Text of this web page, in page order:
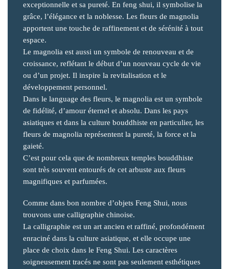
exceptionnelle et sa pureté. En feng shui, il symbolise la
grâce, l’élégance et la noblesse. Les fleurs de magnolia
apportent une touche de raffinement et de sérénité à tout
espace.
Le magnolia est aussi un symbole de renouveau et de
croissance, reflétant le début d’un nouveau cycle de vie
ou d’un projet. Il inspire la revitalisation et le
développement personnel.
Dans le language des fleurs, le magnolia est un symbole
de fidélité, d’amour éternel et absolu. Dans les pays
asiatiques et dans la culture bouddhiste en particulier, les
fleurs de magnolia représentent la pureté, la force et la
gaieté.
C’est pour cela que de nombreux temples bouddhiste
sont très souvent entourés de cet arbuste aux fleurs
magnifiques et parfumées.
Comme dans bon nombre d’objets Feng Shui, nous
trouvons une calligraphie chinoise.
La calligraphie est un art ancien et raffiné, profondément
enraciné dans la culture asiatique, et elle occupe une
place de choix dans le Feng Shui. Les caractères
soigneusement tracés ne sont pas seulement esthétiques